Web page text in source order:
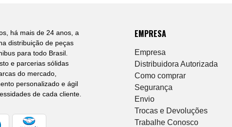
há mais de 24 anos, a
distribuição de peças
para todo Brasil.
e parcerias sólidas
do mercado,
personalizado e ágil
de cada cliente.
EMPRESA
Empresa
Distribuidora Autorizada
Como comprar
Segurança
Envio
Trocas e Devoluções
Trabalhe Conosco